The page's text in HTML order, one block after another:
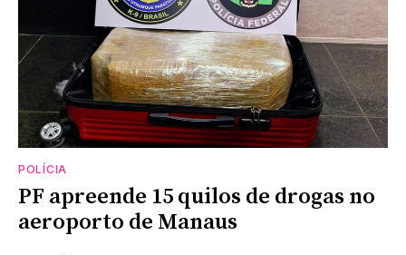
POLÍCIA
PF apreende 15 quilos de drogas no
aeroporto de Manaus